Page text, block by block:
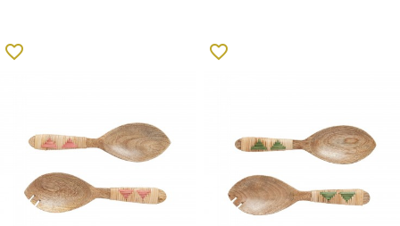
favorite_border favorite_border